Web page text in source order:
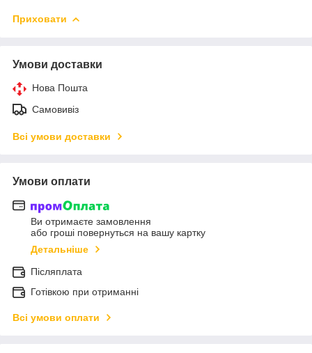
Приховати
Умови доставки
Нова Пошта
Самовивіз
Всі умови доставки
Умови оплати
Ви отримаєте замовлення
або гроші повернуться на вашу картку
Детальніше
Післяплата
Готівкою при отриманні
Всі умови оплати